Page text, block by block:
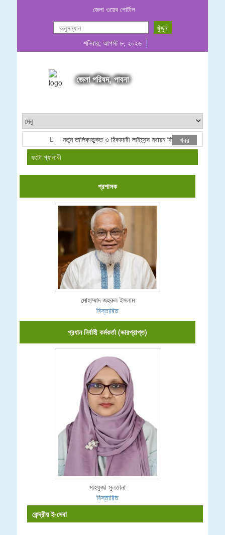
জেলা ওয়েব পোর্টাল
শনিবার, আগস্ট ৮, ২০২৬
জেলা পরিষদ, পাবনা
নতুন তালিকাভুুক্ত ও ঠিকাদারী লাইসেন্স নবায়ন বিজ্ঞপ্তি ২০২৬
খবর
ফটো গ্যালারী
প্রশাসক
মোহাম্মাদ জহুরুল ইসলাম
বিস্তারিত
প্রধান নির্বাহী কর্মকর্তা (ভারপ্রাপ্ত)
মাহফুজা সুলতানা
বিস্তারিত
কেন্দ্রীয় ই-সেবা